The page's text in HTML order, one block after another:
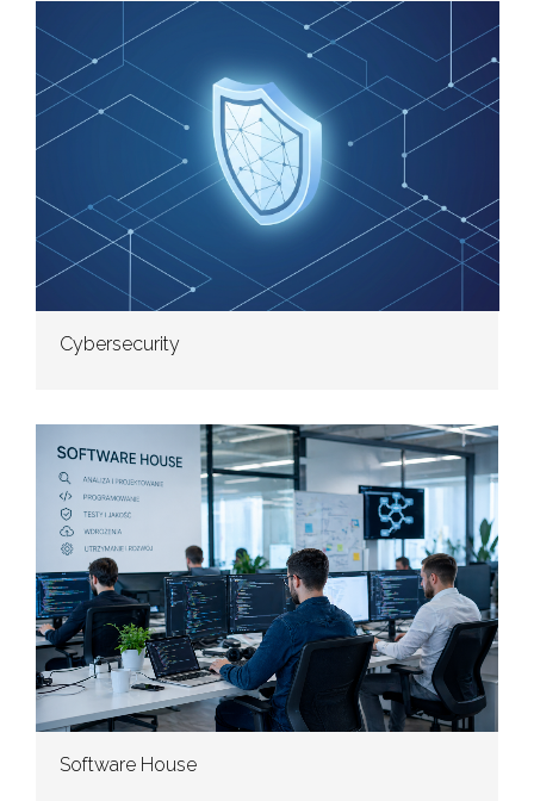
Cybersecurity
Software House